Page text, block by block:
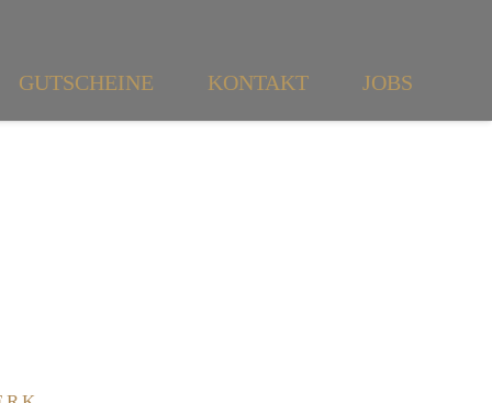
GUTSCHEINE KONTAKT JOBS